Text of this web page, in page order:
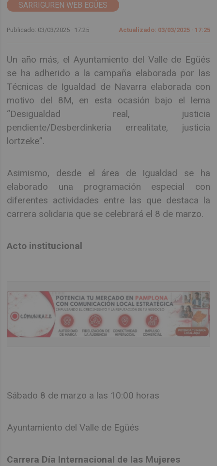
SARRIGUREN WEB EGÜES
Publicado: 03/03/2025 · 17:25 Actualizado: 03/03/2025 · 17:25
Un año más, el Ayuntamiento del Valle de Egüés
se ha adherido a la campaña elaborada por las
Técnicas de Igualdad de Navarra elaborada con
motivo del 8M, en esta ocasión bajo el lema
“Desigualdad real, justicia
pendiente/Desberdinkeria errealitate, justicia
lortzeke”.
Asimismo, desde el área de Igualdad se ha
elaborado una programación especial con
diferentes actividades entre las que destaca la
carrera solidaria que se celebrará el 8 de marzo.
Acto institucional
Sábado 8 de marzo a las 10:00 horas
Ayuntamiento del Valle de Egüés
Carrera Día Internacional de las Mujeres